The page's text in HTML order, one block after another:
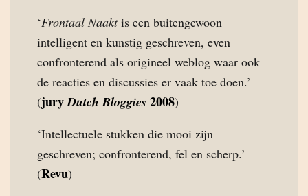
‘Frontaal Naaktis een buitengewoon
intelligent en kunstig geschreven, even
confronterend als origineel weblog waar ook
de reacties en discussies er vaak toe doen.’
(juryDutch Bloggies 2008)
‘Intellectuele stukken die mooi zijn
geschreven; confronterend, fel en scherp.’
(Revu)